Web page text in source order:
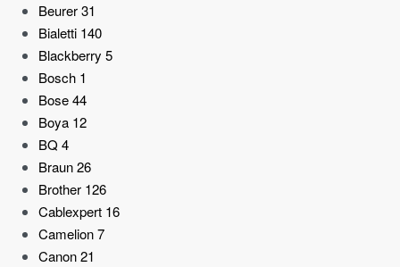
Beurer31
Bialetti 140
Blackberry 5
Bosch 1
Bose44
Boya 12
BQ 4
Braun26
Brother 126
Cablexpert 16
Camelion7
Canon21